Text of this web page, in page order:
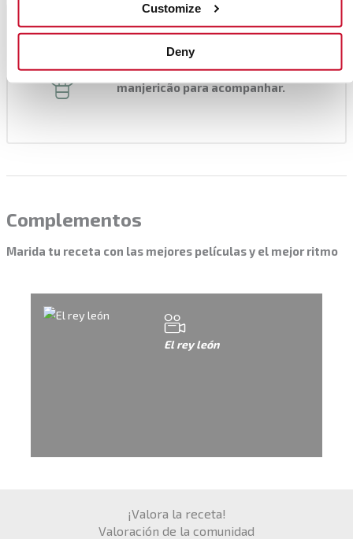
Customize
Deny
Consejo del chef
Pode adicionar algumas colheres de
queijo ricota e algumas folhas de
manjericão para acompanhar.
Complementos
Marida tu receta con las mejores películas y el mejor ritmo
El rey león
¡Valora la receta!
Valoración de la comunidad